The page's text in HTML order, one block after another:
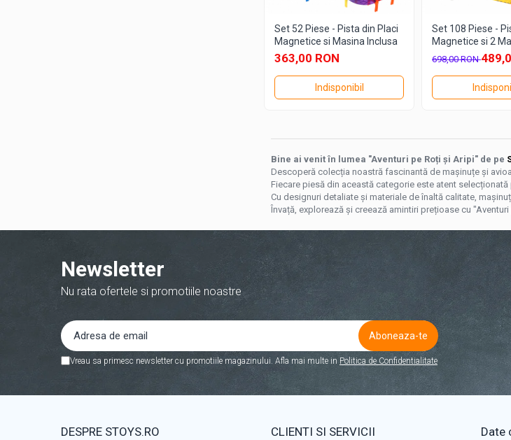
Set 52 Piese - Pista din Placi
Magnetice si Masina Inclusa
363,00 RON
Indisponibil
Set 108 Piese -
Magnetice si 2
698,00 RON
Bine ai venit în lumea "Aventuri pe Roți și Aripi" de pe
Descoperă colecția noastră fascinantă de mașinuțe și
Fiecare piesă din această categorie este atent
Cu designuri detaliate și materiale de înaltă calitate,
Învață, explorează și creează amintiri prețioase cu
Newsletter
Nu rata ofertele si promotiile noastre
Vreau sa primesc newsletter cu promotiile magazinului. Afla mai multe in Politica de Confidentialitate
DESPRE STOYS.RO CLIENTI SI SERVICII Date